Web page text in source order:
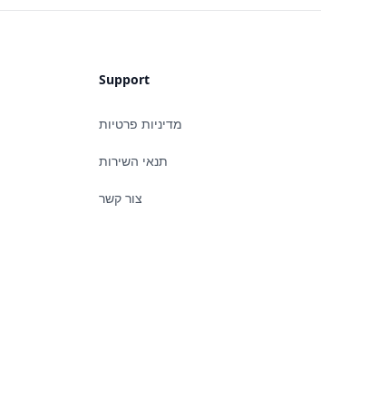
Support
מדיניות פרטיות
תנאי השירות
צור קשר